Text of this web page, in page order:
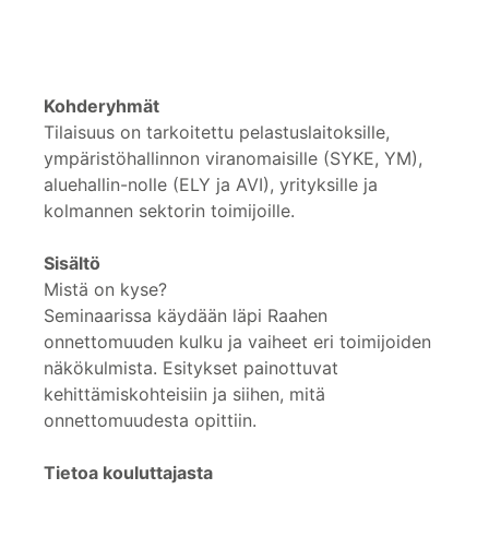
Kohderyhmät
Tilaisuus on tarkoitettu pelastuslaitoksille,
ympäristöhallinnon viranomaisille (SYKE, YM),
aluehallin-nolle (ELY ja AVI), yrityksille ja
kolmannen sektorin toimijoille.
Sisältö
Mistä on kyse?
Seminaarissa käydään läpi Raahen
onnettomuuden kulku ja vaiheet eri toimijoiden
näkökulmista. Esitykset painottuvat
kehittämiskohteisiin ja siihen, mitä
onnettomuudesta opittiin.
Tietoa kouluttajasta